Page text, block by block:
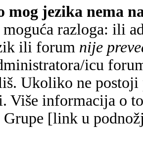
mog jezika nema
moguća razloga: ili
ili forum nije
icu
Ukoliko ne
Više informacija o
Grupe [link u